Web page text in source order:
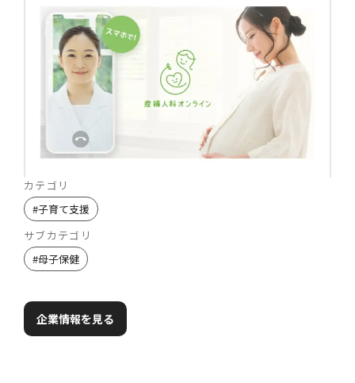
カテゴリ
#子育て支援
サブカテゴリ
#母子保健
企業情報を見る